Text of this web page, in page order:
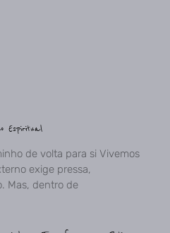
Espiritual
de volta para si Vivemos
exige pressa,
Mas, dentro de